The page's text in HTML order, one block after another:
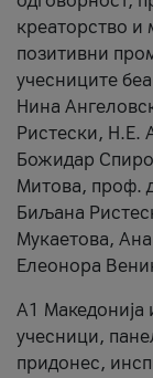
креаторство и
позитивни
учесниците
Нина
Ристески, Н.Е.
Божидар
Митова, проф.
Биљана
Мукаетова,
Елеонора
А1 Македонија
учесници,
придонес,